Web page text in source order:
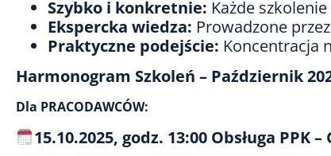
Szybko i konkretnie: Każde
Ekspercka wiedza: Prowadzone
Praktyczne podejście: Koncentracja
Harmonogram Szkoleń – Październik
Dla PRACODAWCÓW:
15.10.2025, godz. 13:00 Obsługa PPK –